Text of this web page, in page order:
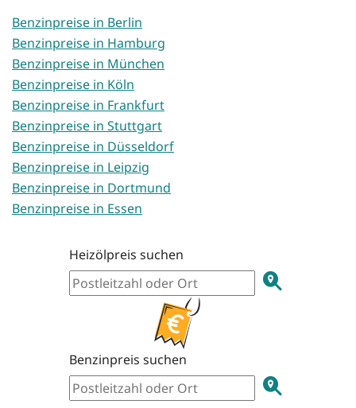
Benzinpreise in Berlin
Benzinpreise in Hamburg
Benzinpreise in München
Benzinpreise in Köln
Benzinpreise in Frankfurt
Benzinpreise in Stuttgart
Benzinpreise in Düsseldorf
Benzinpreise in Leipzig
Benzinpreise in Dortmund
Benzinpreise in Essen
Heizölpreis suchen
Benzinpreis suchen